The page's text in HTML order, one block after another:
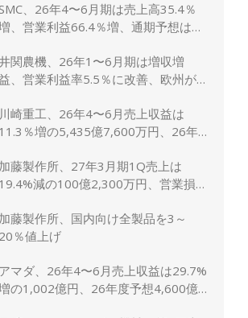
、26年4〜6月期は売上高35.4％
、営業利益66.4％増、通期予想は据
関農機、26年1〜6月期は増収増
、営業利益率5.5％に改善、欧州が
川崎重工、26年4〜6月売上収益は
11.3％増の5,435億7,600万円、26年
方修正
加藤製作所、27年3月期1Q売上は
19.4%減の100億2,300万円、営業損失
加藤製作所、国内向け全製品を3～
20％値上げ
アマダ、26年4〜6月売上収益は29.7%
の1,002億円、26年度予想4,600億